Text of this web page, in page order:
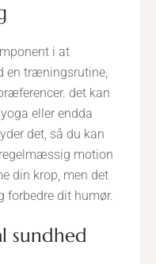
i at
en træningsrutine,
det kan
eller endda
det, så du kan
motion
din krop, men det
forbedre dit humør.
sundhed